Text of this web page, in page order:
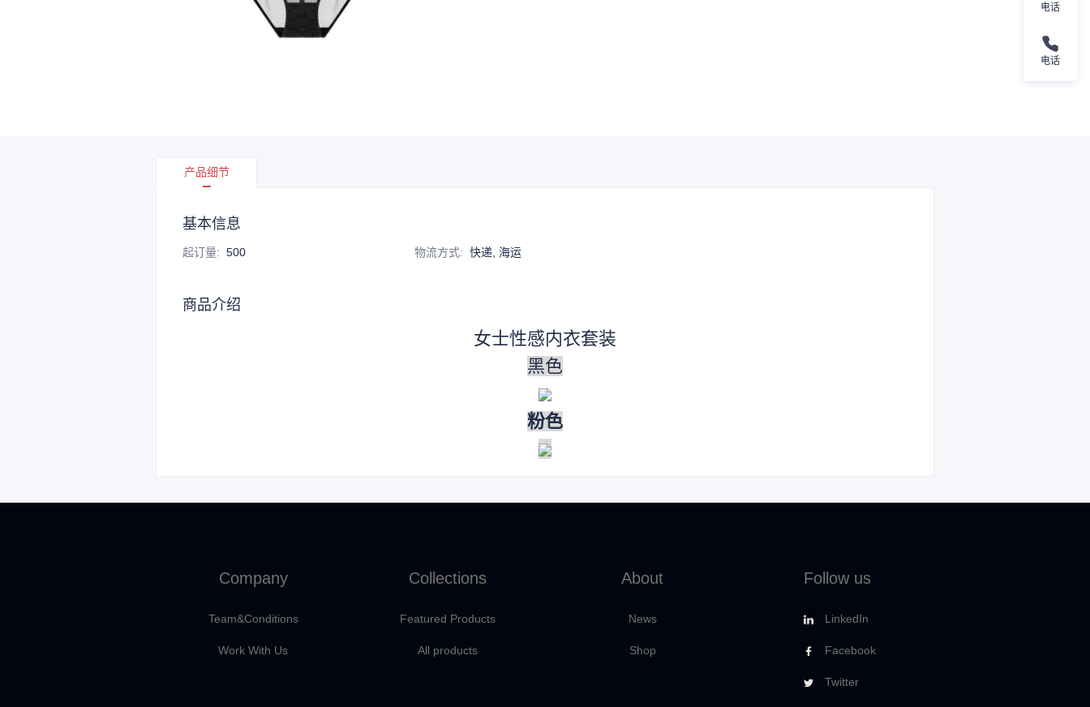
产品细节
基本信息
起订量: 500 物流方式: 快递, 海运
商品介绍
女士性感内衣套装
黑色
粉色
Company
Team&Conditions
Work With Us
Collections
Featured Products
All products
About
News
Shop
Follow us
LinkedIn
Facebook
Twitter
电话
电话